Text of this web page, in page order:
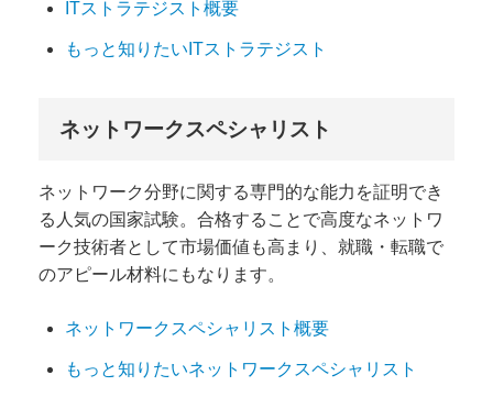
ITストラテジスト概要
もっと知りたいITストラテジスト
ネットワークスペシャリスト
ネットワーク分野に関する専門的な能力を証明でき
る人気の国家試験。合格することで高度なネットワ
ーク技術者として市場価値も高まり、就職・転職で
のアピール材料にもなります。
ネットワークスペシャリスト概要
もっと知りたいネットワークスペシャリスト